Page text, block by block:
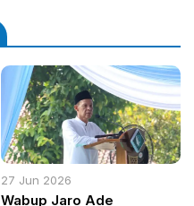
27 Jun 2026
Wabup Jaro Ade